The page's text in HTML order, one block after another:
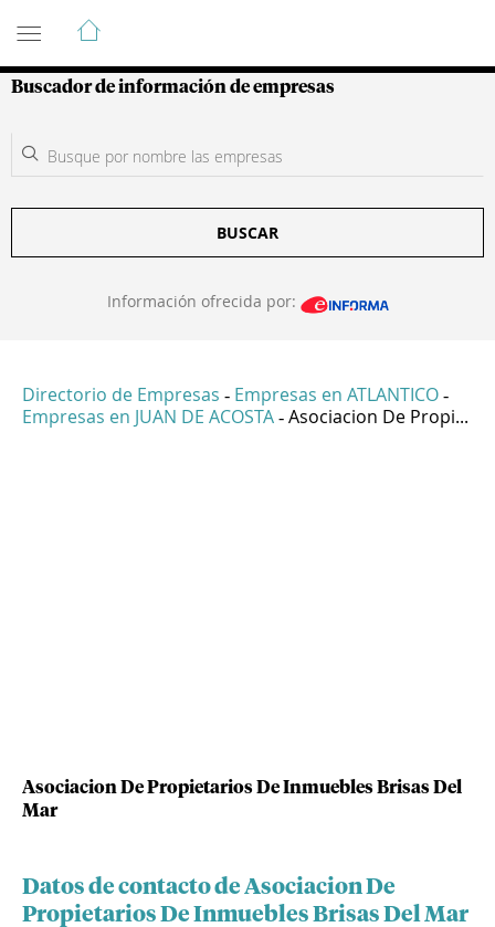
Guía de Empresas Colombianas
Buscador de información de empresas
BUSCAR
Información ofrecida por:
Directorio de Empresas - Empresas en ATLANTICO -
Empresas en JUAN DE ACOSTA - Asociacion De Propi...
Asociacion De Propietarios De Inmuebles Brisas Del
Mar
Datos de contacto de Asociacion De
Propietarios De Inmuebles Brisas Del Mar